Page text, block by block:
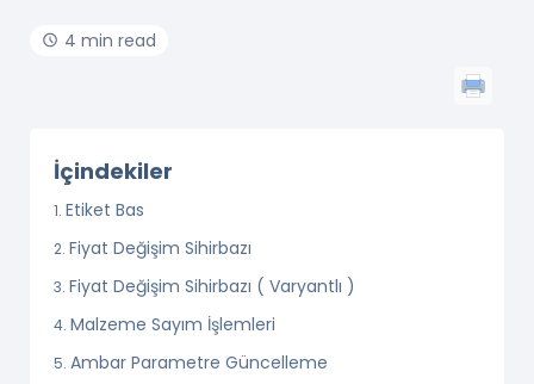
4 min read
İçindekiler
Etiket Bas
Fiyat Değişim Sihirbazı
Fiyat Değişim Sihirbazı ( Varyantlı )
Malzeme Sayım İşlemleri
Ambar Parametre Güncelleme